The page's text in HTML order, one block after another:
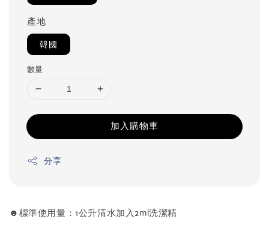
產地
韓國
數量
加入購物車
分享
☻標準使用量：1公升清水加入2ml洗潔精